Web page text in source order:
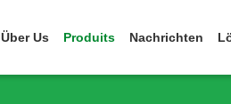
Über Us Produits Nachrichten